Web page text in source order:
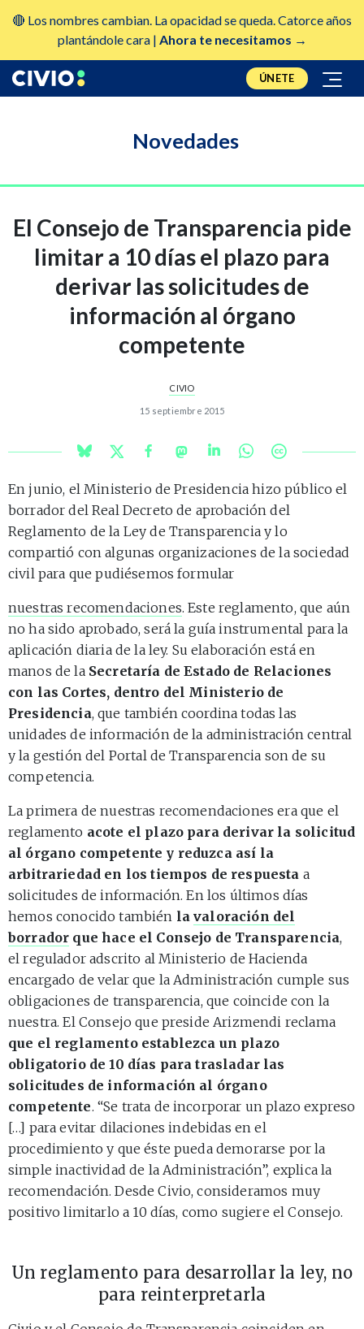
🔴 Los nombres cambian. La opacidad se queda. Catorce años
plantándole cara | Ahora te necesitamos →
ÚNETE
Novedades
El Consejo de Transparencia pide
limitar a 10 días el plazo para
derivar las solicitudes de
información al órgano
competente
CIVIO
15 septiembre 2015
En junio, el Ministerio de Presidencia hizo público el
borrador del Real Decreto de aprobación del
Reglamento de la Ley de Transparencia y lo
compartió con algunas organizaciones de la sociedad
civil para que pudiésemos formular
nuestras recomendaciones. Este reglamento, que aún
no ha sido aprobado, será la guía instrumental para la
aplicación diaria de la ley. Su elaboración está en
manos de la Secretaría de Estado de Relaciones
con las Cortes, dentro del Ministerio de
Presidencia, que también coordina todas las
unidades de información de la administración central
y la gestión del Portal de Transparencia son de su
competencia.
La primera de nuestras recomendaciones era que el
reglamento acote el plazo para derivar la solicitud
al órgano competente y reduzca así la
arbitrariedad en los tiempos de respuesta a
solicitudes de información. En los últimos días
hemos conocido también lavaloración del
borrador que hace el Consejo de Transparencia,
el regulador adscrito al Ministerio de Hacienda
encargado de velar que la Administración cumple sus
obligaciones de transparencia, que coincide con la
nuestra. El Consejo que preside Arizmendi reclama
que el reglamento establezca un plazo
obligatorio de 10 días para trasladar las
solicitudes de información al órgano
competente. “Se trata de incorporar un plazo expreso
[…] para evitar dilaciones indebidas en el
procedimiento y que éste pueda demorarse por la
simple inactividad de la Administración”, explica la
recomendación. Desde Civio, consideramos muy
positivo limitarlo a 10 días, como sugiere el Consejo.
Un reglamento para desarrollar la ley, no
para reinterpretarla